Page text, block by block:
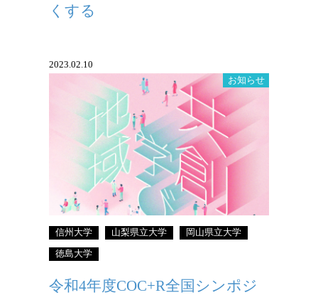
くする
2023.02.10
お知らせ
令和4年度COC+R全国シンポジウムが開
催されました。
信州大学 山梨県立大学 岡山県立大学
徳島大学
令和4年度COC+R全国シンポジ